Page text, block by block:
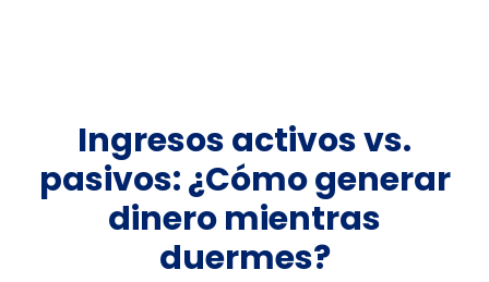
Ingresos activos vs.
pasivos: ¿Cómo generar
dinero mientras
duermes?